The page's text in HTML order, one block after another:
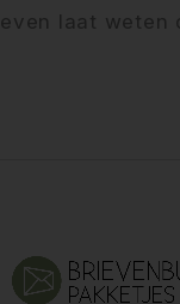
even laat weten